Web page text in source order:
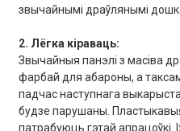
звычайнымі драўлянымі
2. Лёгка кіраваць:
Звычайныя панэлі з масіва
фарбай для абароны, а
падчас наступнага
будзе парушаны.
патрабуюць гэтай